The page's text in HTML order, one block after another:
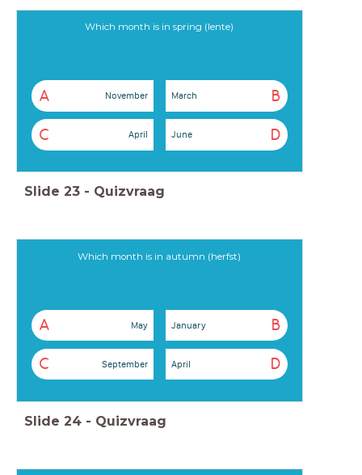
Which month is in spring (lente)
A November B
March
C April D
June
Slide 23 - Quizvraag
Which month is in autumn (herfst)
A May B
January
C September D
April
Slide 24 - Quizvraag